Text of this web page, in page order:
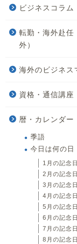
ビジネスコラム
転勤・海外赴任
外）
海外のビジネス
資格・通信講座
暦・カレンダー
季語
今日は何の日
1月の記念日
2月の記念日
3月の記念日
4月の記念日
5月の記念日
6月の記念日
7月の記念日
8月の記念日